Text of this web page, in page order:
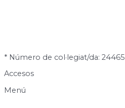
* Número de col·legiat/da: 24465
Accesos
Menú